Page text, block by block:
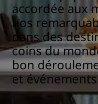
accordée aux
nos
dans des
coins du
bon
et